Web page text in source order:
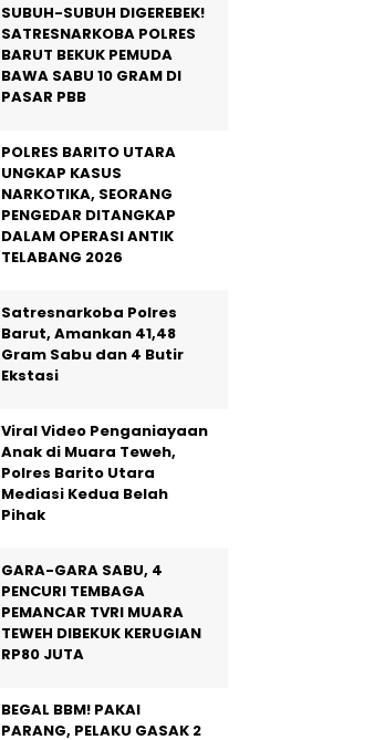
SUBUH-SUBUH DIGEREBEK!
SATRESNARKOBA POLRES
BARUT BEKUK PEMUDA
BAWA SABU 10 GRAM DI
PASAR PBB
POLRES BARITO UTARA
UNGKAP KASUS
NARKOTIKA, SEORANG
PENGEDAR DITANGKAP
DALAM OPERASI ANTIK
TELABANG 2026
Satresnarkoba Polres
Barut, Amankan 41,48
Gram Sabu dan 4 Butir
Ekstasi
Viral Video Penganiayaan
Anak di Muara Teweh,
Polres Barito Utara
Mediasi Kedua Belah
Pihak
GARA-GARA SABU, 4
PENCURI TEMBAGA
PEMANCAR TVRI MUARA
TEWEH DIBEKUK KERUGIAN
RP80 JUTA
BEGAL BBM! PAKAI
PARANG, PELAKU GASAK 2